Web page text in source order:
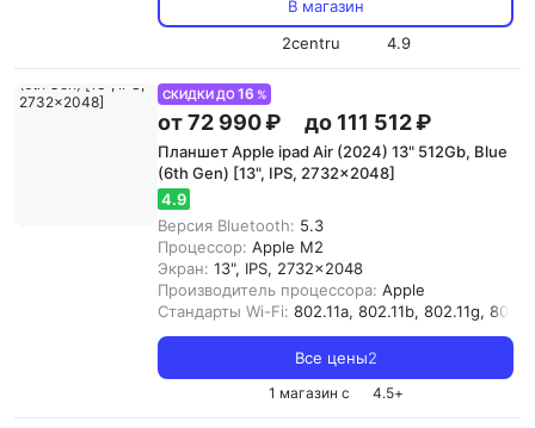
В магазин
2centru
4.9
СКИДКИ ДО16 %
от 72 990 ₽ до 111 512 ₽
Планшет Apple ipad Air (2024) 13" 512Gb, Blue
(6th Gen) [13", IPS, 2732x2048]
4.9
Версия Bluetooth: 5.3
Процессор: Apple M2
Экран: 13", IPS, 2732x2048
Производитель процессора: Apple
Стандарты Wi-Fi: 802.11a, 802.11b, 802.11g,
Все цены2
1 магазин с 4.5+